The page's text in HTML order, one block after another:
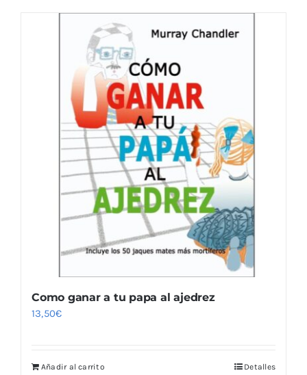
Como ganar a tu papa al ajedrez
13,50€
Añadir al carrito Detalles